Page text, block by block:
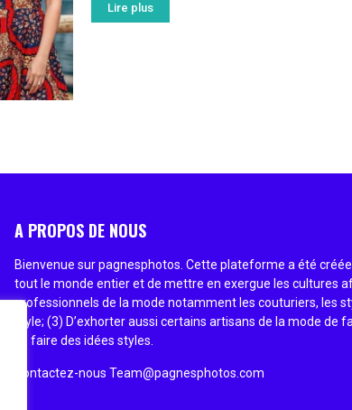
Lire plus
A PROPOS DE NOUS
Bienvenue sur pagnesphotos. Cette plateforme a été
tout le monde entier et de mettre en exergue les cultures
professionnels de la mode notamment les couturiers, les
style; (3) D’exhorter aussi certains artisans de la mode
se faire des idées styles.
Contactez-nousTeam@pagnesphotos.com